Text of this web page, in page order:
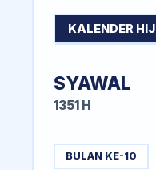
KALENDER
SYAWAL
1351 H
BULAN KE-10